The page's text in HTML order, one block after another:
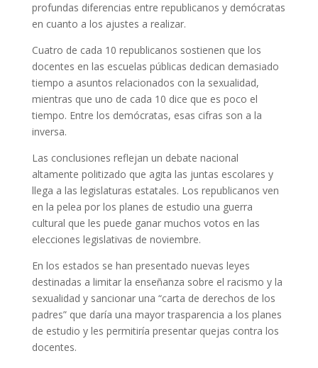
profundas diferencias entre republicanos y demócratas
en cuanto a los ajustes a realizar.
Cuatro de cada 10 republicanos sostienen que los
docentes en las escuelas públicas dedican demasiado
tiempo a asuntos relacionados con la sexualidad,
mientras que uno de cada 10 dice que es poco el
tiempo. Entre los demócratas, esas cifras son a la
inversa.
Las conclusiones reflejan un debate nacional
altamente politizado que agita las juntas escolares y
llega a las legislaturas estatales. Los republicanos ven
en la pelea por los planes de estudio una guerra
cultural que les puede ganar muchos votos en las
elecciones legislativas de noviembre.
En los estados se han presentado nuevas leyes
destinadas a limitar la enseñanza sobre el racismo y la
sexualidad y sancionar una “carta de derechos de los
padres” que daría una mayor trasparencia a los planes
de estudio y les permitiría presentar quejas contra los
docentes.